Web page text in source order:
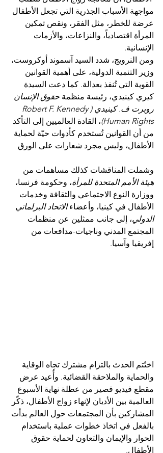
مواجهة الأسباب الجذرية التي تجعل الأطفال
عرضة للخطر، مثل الفقر، ونقص تمكين
المرأة اقتصادياً، والنزاعات، والأزمات
الإنسانية.
ومن النرويج، شدد السيد آسموند أوكروست،
وزير التنمية الدولية، على أهمية القوانين
القوية التي تُنفذ بعدالة. كما دعت السيدة
كيري كينيدي، رئيسة منظمة حقوق الإنسان
روبرت ف. كينيدي (Robert F. Kennedy
Human Rights) ، القادة العالميين إلى التأكد
من أن القوانين تُستخدم كأدوات حيّة لحماية
الأطفال، وليس مجرد شعارات على الورق
وشملت المناقشات كذلك مساهمات من
هيئة الأمم المتحدة للمرأة، وحكومة فرنسا،
ووزارة النوع الاجتماعي والثقافة وخدمات
الأطفال في كينيا، وأعضاء الاتحاد البرلماني
الدولي، إلى جانب ممثلين عن منظمات
المجتمع المدني وناجيات-مدافعات من
إفريقيا وآسيا.
اختُتم الحدث بالتزام مشترك تجاه الوقاية
والحماية والملاحقة القضائية. وأُعيد عرض
مقطع فيديو قصير من عطلة نهاية الأسبوع
العالمية بين الأديان لإنهاء زواج الأطفال، ذكّر
المشاركين بأن المجتمعات حول العالم بدأت
بالفعل في اتخاذ خطوات عملية باستخدام
الحوار والإيمان والتعاون لحماية حقوق
الأطفال.